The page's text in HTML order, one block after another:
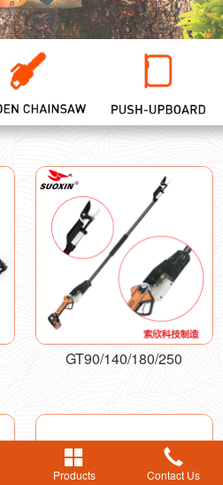
GT90/140/180/250
Products Contact Us